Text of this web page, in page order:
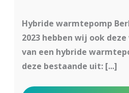
Hybride warmtepomp
2023 hebben wij ook
van een hybride
deze bestaande uit: [...]